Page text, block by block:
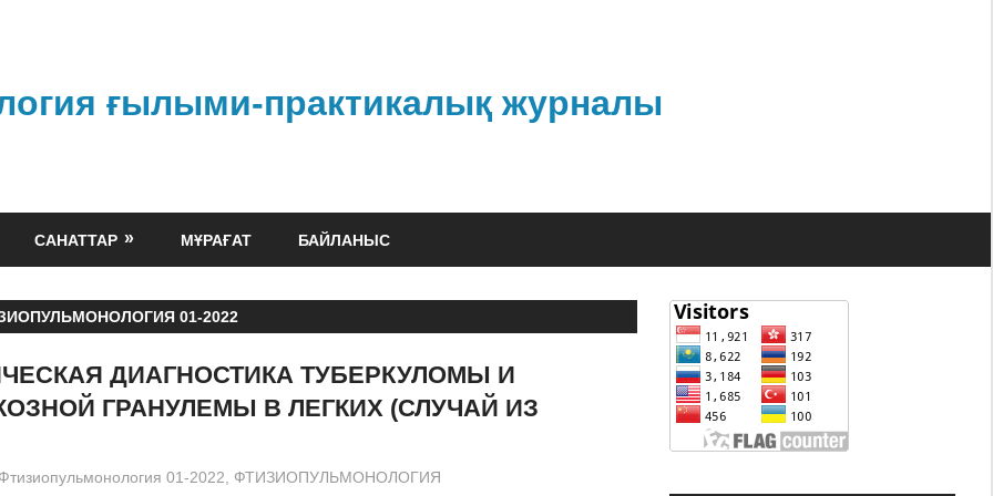
ғылыми-практикалық журналы
САНАТТАР МҰРАҒАТ БАЙЛАНЫС
01-2022
ДИАГНОСТИКА ТУБЕРКУЛОМЫ И
ГРАНУЛЕМЫ В ЛЕГКИХ (СЛУЧАЙ ИЗ
admin
Фтизиопульмонология 01-2022, ФТИЗИОПУЛЬМОНОЛОГИЯ